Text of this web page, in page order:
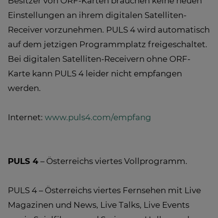
Einstellungen an ihrem digitalen Satelliten-
Receiver vorzunehmen. PULS 4 wird automatisch
auf dem jetzigen Programmplatz freigeschaltet.
Bei digitalen Satelliten-Receivern ohne ORF-
Karte kann PULS 4 leider nicht empfangen
werden.
Internet: www.puls4.com/empfang
PULS 4 – Österreichs viertes Vollprogramm.
PULS 4 – Österreichs viertes Fernsehen mit Live
Magazinen und News, Live Talks, Live Events